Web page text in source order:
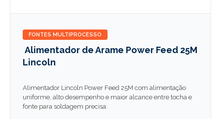
FONTES MULTIPROCESSO
Alimentador de Arame Power Feed 25M
Lincoln
Alimentador Lincoln Power Feed 25M com alimentação
uniforme, alto desempenho e maior alcance entre tocha e
fonte para soldagem precisa.